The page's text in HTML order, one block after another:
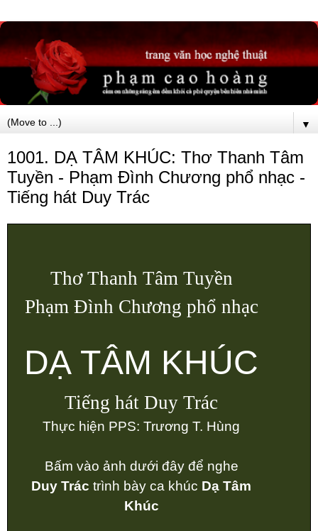
▼
1001. DẠ TÂM KHÚC: Thơ Thanh Tâm
Tuyền - Phạm Đình Chương phổ nhạc -
Tiếng hát Duy Trác
Thơ Thanh Tâm Tuyền
Phạm Đình Chương phổ nhạc
DẠ TÂM KHÚC
Tiếng hát Duy Trác
Thực hiện PPS: Trương T. Hùng
Bấm vào ảnh dưới đây để nghe
Duy Trác trình bày ca khúc Dạ Tâm
Khúc